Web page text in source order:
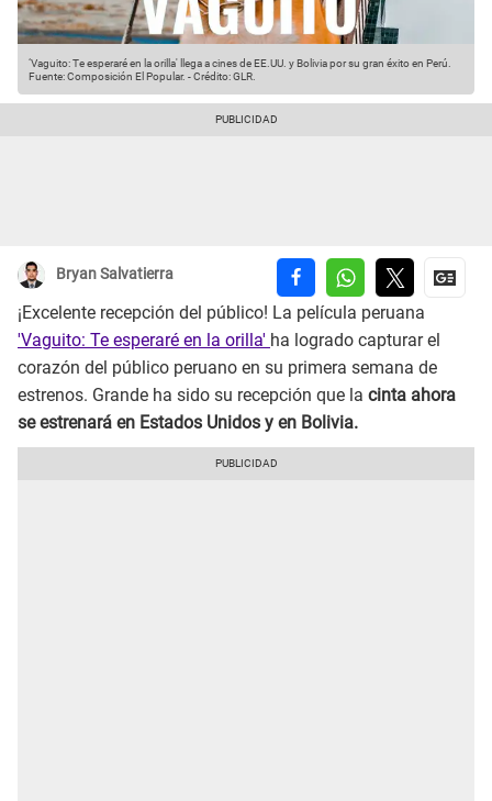
‘Vaguito: Te esperaré en la orilla' llega a cines de EE.UU. y Bolivia por su gran éxito en Perú.
Fuente: Composición El Popular. -Crédito: GLR.
Bryan Salvatierra
¡Excelente recepción del público! La película peruana
'Vaguito: Te esperaré en la orilla' ha logrado capturar el
corazón del público peruano en su primera semana de
estrenos. Grande ha sido su recepción que la cinta ahora
se estrenará en Estados Unidos y en Bolivia.